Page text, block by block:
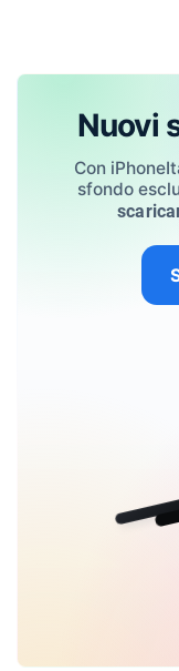
Nuovi
Con
sfondo